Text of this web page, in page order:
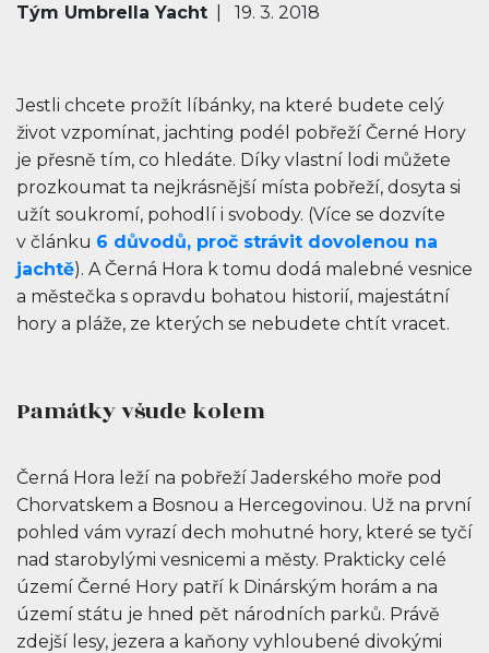
Tým Umbrella Yacht | 19. 3. 2018
Jestli chcete prožít líbánky, na které budete celý
život vzpomínat, jachting podél pobřeží Černé Hory
je přesně tím, co hledáte. Díky vlastní lodi můžete
prozkoumat ta nejkrásnější místa pobřeží, dosyta si
užít soukromí, pohodlí i svobody. (Více se dozvíte
v článku 6 důvodů, proč strávit dovolenou na
jachtě). A Černá Hora k tomu dodá malebné vesnice
a městečka s opravdu bohatou historií, majestátní
hory a pláže, ze kterých se nebudete chtít vracet.
Památky všude kolem
Černá Hora leží na pobřeží Jaderského moře pod
Chorvatskem a Bosnou a Hercegovinou. Už na první
pohled vám vyrazí dech mohutné hory, které se tyčí
nad starobylými vesnicemi a městy. Prakticky celé
území Černé Hory patří k Dinárským horám a na
území státu je hned pět národních parků. Právě
zdejší lesy, jezera a kaňony vyhloubené divokými